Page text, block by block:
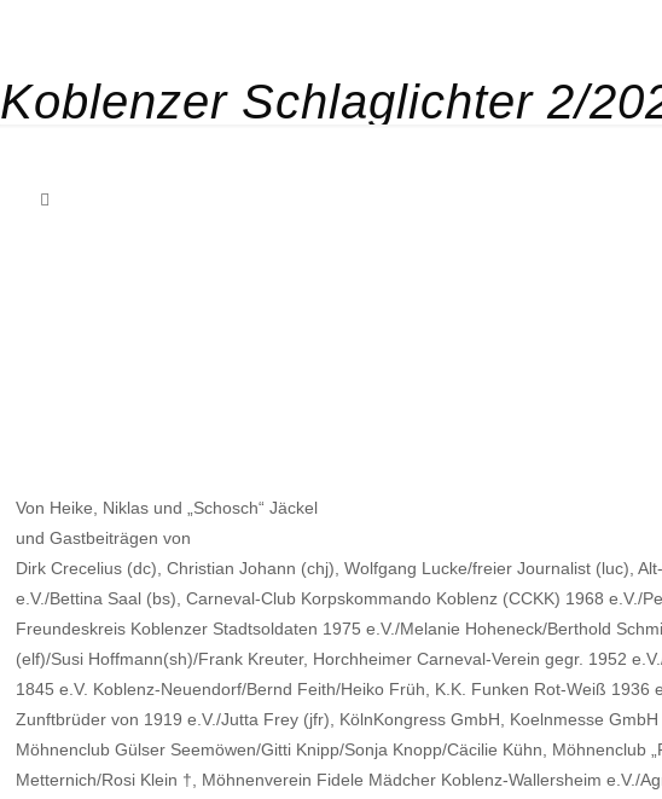
Koblenzer Schlaglichter 2/
Von Heike, Niklas und „Schosch“ Jäckel
und Gastbeiträgen von
Dirk Crecelius (dc), Christian Johann (chj), Wolfgang Lucke/freier Journalist (luc),
e.V./Bettina Saal (bs), Carneval-Club Korpskommando Koblenz (CCKK) 1968 e.V./
Freundeskreis Koblenzer Stadtsoldaten 1975 e.V./Melanie Hoheneck/Berthold
(elf)/Susi Hoffmann(sh)/Frank Kreuter, Horchheimer Carneval-Verein gegr. 1952
1845 e.V. Koblenz-Neuendorf/Bernd Feith/Heiko Früh, K.K. Funken Rot-Weiß
Zunftbrüder von 1919 e.V./Jutta Frey (jfr), KölnKongress GmbH, Koelnmesse
Möhnenclub Gülser Seemöwen/Gitti Knipp/Sonja Knopp/Cäcilie Kühn, Möhnenclub
Metternich/Rosi Klein †, Möhnenverein Fidele Mädcher Koblenz-Wallersheim e.V./